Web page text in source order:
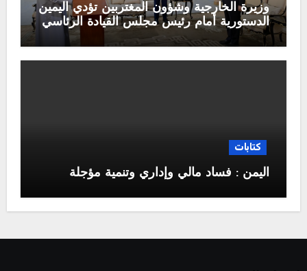
وزيرة الخارجية وشؤون المغتربين تؤدي اليمين
الدستورية أمام رئيس مجلس القيادة الرئاسي
كتابات
اليمن : فساد مالي وإداري وتنمية مؤجلة